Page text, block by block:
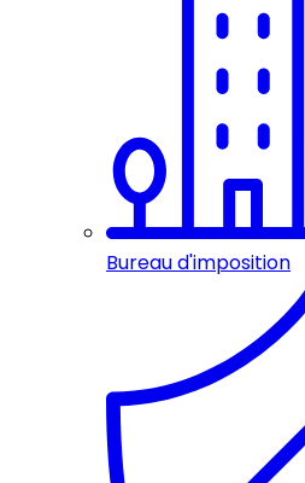
Bureau d'imposition